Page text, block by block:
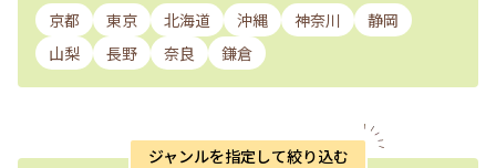
京都 東京 北海道 沖縄 神奈川
静岡
山梨
長野 奈良 鎌倉
ジャンルを指定して絞り込む